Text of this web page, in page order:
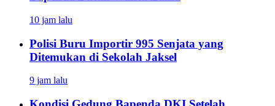
10 jam lalu
Polisi Buru Importir 995 Senjata yang
Ditemukan di Sekolah Jaksel
9 jam lalu